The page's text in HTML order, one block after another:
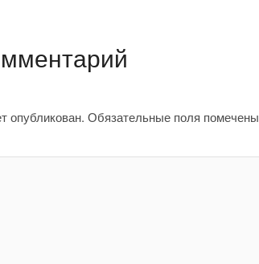
опубликован. Обязательные поля помечены